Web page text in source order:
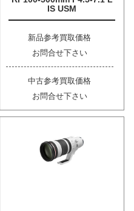
IS USM
新品参考買取価格
お問合せ下さい
中古参考買取価格
お問合せ下さい